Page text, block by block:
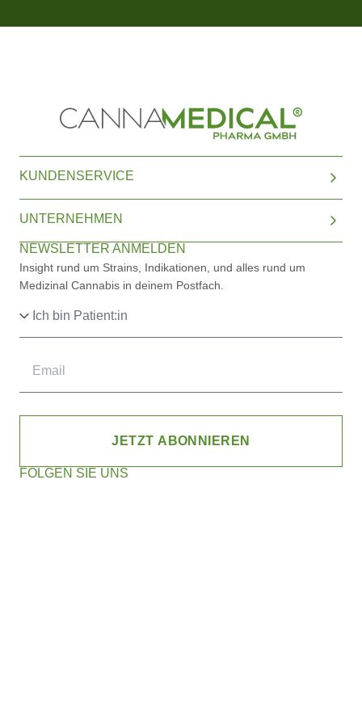
KUNDENSERVICE
UNTERNEHMEN
NEWSLETTER ANMELDEN
Insight rund um Strains, Indikationen, und alles rund um
Medizinal Cannabis in deinem Postfach.
JETZT ABONNIEREN
FOLGEN SIE UNS